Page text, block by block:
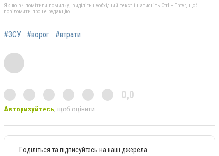
Якщо ви помітили помилку, виділіть необхідний текст і натисніть Ctrl + Enter, щоб
повідомити про це редакцію
#ЗСУ #ворог #втрати
0,0
Авторизуйтесь, щоб оцінити
Поділіться та підписуйтесь на наші джерела